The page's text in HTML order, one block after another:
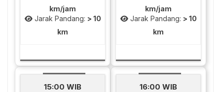
km/jam
Jarak Pandang: > 10
km
km/jam
Jarak Pandang: > 10
km
15:00 WIB 16:00 WIB